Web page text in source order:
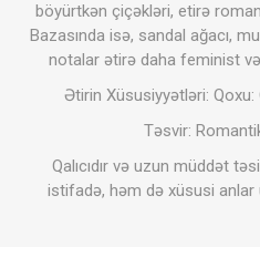
böyürtkən çiçəkləri, etirə
Bazasında isə, sandal ağacı,
notalar ətirə daha feminist və
Ətirin Xüsusiyyətləri: Qoxu:
Təsvir:
Qalıcıdır və uzun müddət
istifadə, həm də xüsusi